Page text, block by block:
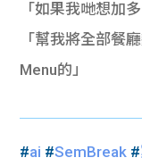
「如果我哋想加
「幫我將全部餐
Menu的」
#ai #SemBreak #